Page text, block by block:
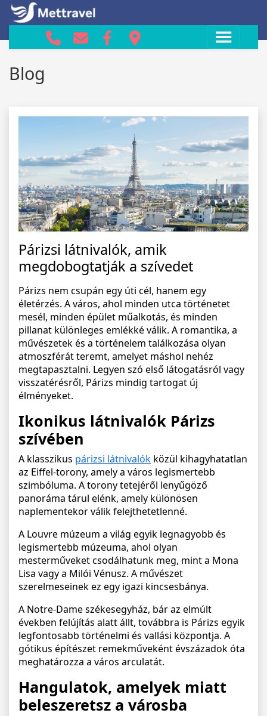
Blog
Párizsi látnivalók, amik
megdobogtatják a szívedet
Párizs nem csupán egy úti cél, hanem egy
életérzés. A város, ahol minden utca történetet
mesél, minden épület műalkotás, és minden
pillanat különleges emlékké válik. A romantika, a
művészetek és a történelem találkozása olyan
atmoszférát teremt, amelyet máshol nehéz
megtapasztalni. Legyen szó első látogatásról vagy
visszatérésről, Párizs mindig tartogat új
élményeket.
Ikonikus látnivalók Párizs
szívében
A klasszikus párizsi látnivalók közül kihagyhatatlan
az Eiffel-torony, amely a város legismertebb
szimbóluma. A torony tetejéről lenyűgöző
panoráma tárul elénk, amely különösen
naplementekor válik felejthetetlenné.
A Louvre múzeum a világ egyik legnagyobb és
legismertebb múzeuma, ahol olyan
mesterműveket csodálhatunk meg, mint a Mona
Lisa vagy a Milói Vénusz. A művészet
szerelmeseinek ez egy igazi kincsesbánya.
A Notre-Dame székesegyház, bár az elmúlt
években felújítás alatt állt, továbbra is Párizs egyik
legfontosabb történelmi és vallási központja. A
gótikus építészet remekműveként évszázadok óta
meghatározza a város arculatát.
Hangulatok, amelyek miatt
beleszeretsz a városba